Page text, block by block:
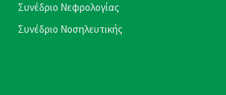
Συνέδριο Νεφρολογίας
Συνέδριο Νοσηλευτικής